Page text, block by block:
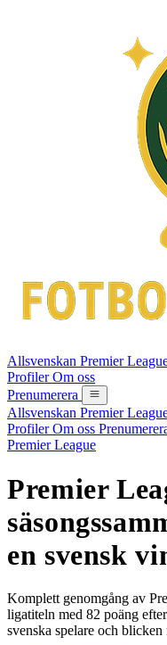
Allsvenskan Premier
ProfilerOm oss
Prenumerera
Allsvenskan Premier
ProfilerOm oss
Premier League
Premier
en svensk
Komplett genomgång av
ligatiteln med 82 poäng
svenska spelare och